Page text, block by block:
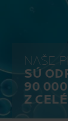
NAŠE
SÚ
90 000
Z